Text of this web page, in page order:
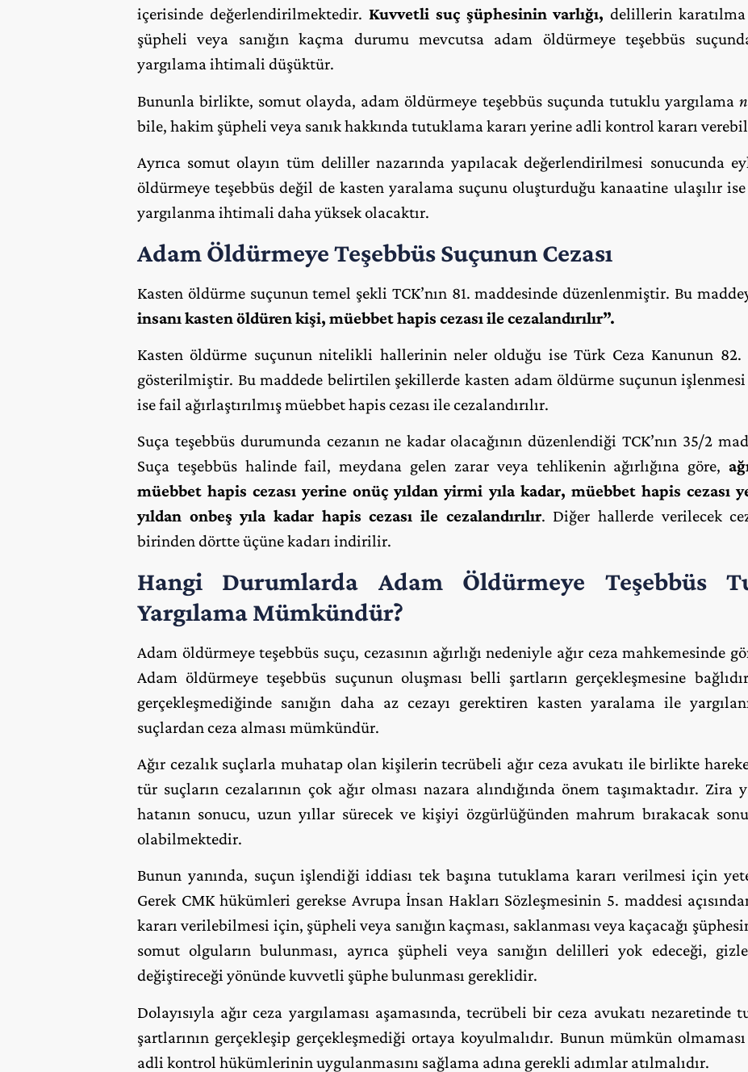
içerisinde değerlendirilmektedir. Kuvvetli suç şüphesinin varlığı,delillerin
şüpheli veya sanığın kaçma durumu mevcutsa adam öldürmeye teşebbüs
yargılama ihtimali düşüktür.
Bununla birlikte, somut olayda, adam öldürmeye teşebbüs suçunda tutuklu yargılama
bile, hakim şüpheli veya sanık hakkında tutuklama kararı yerine adli kontrol kararı
Ayrıca somut olayın tüm deliller nazarında yapılacak değerlendirilmesi sonucunda
öldürmeye teşebbüs değil de kasten yaralama suçunu oluşturduğu kanaatine ulaşılır
yargılanma ihtimali daha yüksek olacaktır.
Adam Öldürmeye Teşebbüs Suçunun Cezası
Kasten öldürme suçunun temel şekli TCK’nın 81. maddesinde düzenlenmiştir. Bu
insanı kasten öldüren kişi, müebbet hapis cezası ile cezalandırılır”.
Kasten öldürme suçunun nitelikli hallerinin neler olduğu ise Türk Ceza Kanunun 82.
gösterilmiştir. Bu maddede belirtilen şekillerde kasten adam öldürme suçunun
ise fail ağırlaştırılmış müebbet hapis cezası ile cezalandırılır.
Suça teşebbüs durumunda cezanın ne kadar olacağının düzenlendiği TCK’nın 35/2
Suça teşebbüs halinde fail, meydana gelen zarar veya tehlikenin ağırlığına göre,
müebbet hapis cezası yerine onüç yıldan yirmi yıla kadar, müebbet hapis cezası
yıldan onbeş yıla kadar hapis cezası ile cezalandırılır. Diğer hallerde verilecek
birinden dörtte üçüne kadarı indirilir.
Hangi Durumlarda Adam Öldürmeye Teşebbüs
Yargılama Mümkündür?
Adam öldürmeye teşebbüs suçu, cezasının ağırlığı nedeniyle ağır ceza mahkemesinde
Adam öldürmeye teşebbüs suçunun oluşması belli şartların gerçekleşmesine
gerçekleşmediğinde sanığın daha az cezayı gerektiren kasten yaralama ile
suçlardan ceza alması mümkündür.
Ağır cezalık suçlarla muhatap olan kişilerin tecrübeli ağır ceza avukatı ile birlikte
tür suçların cezalarının çok ağır olması nazara alındığında önem taşımaktadır. Zira
hatanın sonucu, uzun yıllar sürecek ve kişiyi özgürlüğünden mahrum bırakacak
olabilmektedir.
Bunun yanında, suçun işlendiği iddiası tek başına tutuklama kararı verilmesi için
Gerek CMK hükümleri gerekse Avrupa İnsan Hakları Sözleşmesinin 5. maddesi
kararı verilebilmesi için, şüpheli veya sanığın kaçması, saklanması veya kaçacağı
somut olguların bulunması, ayrıca şüpheli veya sanığın delilleri yok edeceği,
değiştireceği yönünde kuvvetli şüphe bulunması gereklidir.
Dolayısıyla ağır ceza yargılaması aşamasında, tecrübeli bir ceza avukatı nezaretinde
şartlarının gerçekleşip gerçekleşmediği ortaya koyulmalıdır. Bunun mümkün
adli kontrol hükümlerinin uygulanmasını sağlama adına gerekli adımlar atılmalıdır.